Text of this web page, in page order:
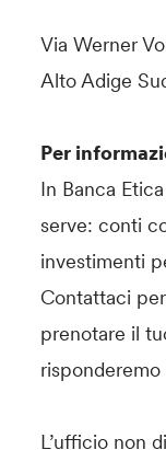
Via Werner
Alto Adige
Per
In Banca
serve: conti
investimenti
Contattaci
prenotare il
L’ufficio non